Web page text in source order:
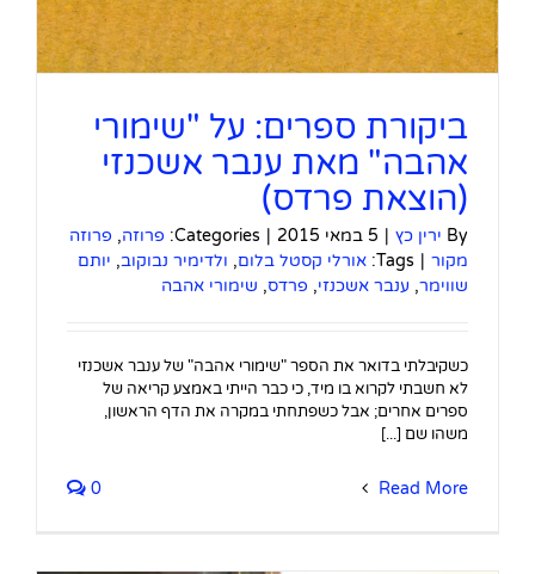
ביקורת ספרים: על "שימורי
אהבה" מאת ענבר אשכנזי
(הוצאת פרדס)
By ירין כץ | 5 במאי 2015 |
Categories: פרוזה, פרוזה
מקור |
Tags: אורלי קסטל בלום, ולדימיר נבוקוב, יותם
שווימר, ענבר אשכנזי, פרדס, שימורי אהבה
כשקיבלתי בדואר את הספר "שימורי אהבה" של ענבר אשכנזי
לא חשבתי לקרוא בו מיד, כי כבר הייתי באמצע קריאה של
ספרים אחרים; אבל כשפתחתי במקרה את הדף הראשון,
משהו שם [...]
Read More
0